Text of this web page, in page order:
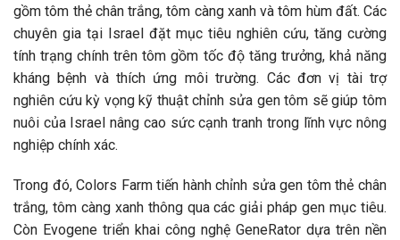
gồm tôm thẻ chân trắng, tôm càng xanh và tôm hùm đất. Các
chuyên gia tại Israel đặt mục tiêu nghiên cứu, tăng cường
tính trạng chính trên tôm gồm tốc độ tăng trưởng, khả năng
kháng bệnh và thích ứng môi trường. Các đơn vị tài trợ
nghiên cứu kỳ vọng kỹ thuật chỉnh sửa gen tôm sẽ giúp tôm
nuôi của Israel nâng cao sức cạnh tranh trong lĩnh vực nông
nghiệp chính xác.
Trong đó, Colors Farm tiến hành chỉnh sửa gen tôm thẻ chân
trắng, tôm càng xanh thông qua các giải pháp gen mục tiêu.
Còn Evogene triển khai công nghệ GeneRator dựa trên nền